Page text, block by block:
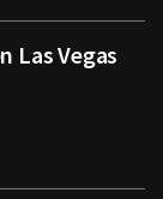
Las Vegas